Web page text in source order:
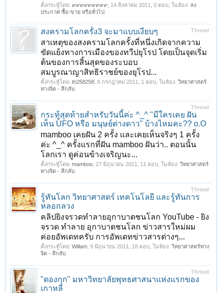
ตั้งกระทู้โดย: ๙๙๙๙๙๙๙๙๙ 14 สิงหาคม 2011 , 0 ตอบ, ในห้อง: ลง
ประกาศ ซื้อ-ขาย หรือทั่วไป
Thread
สงครามโลกครั้ง3 จะมาแบบเงียบๆ
สาเหตุของสงครามโลกครั้งที่หนึ่งเกิดจากความ
ขัดแย้งทางการเมืองของทวีปยุโรป โดยเป็นจุดเริ่ม
ต้นของการสิ้นสุดของระบอบ
สมบูรณาญาสิทธิราชย์ของยุโรป...
ตั้งกระทู้โดย: th258258 8 กรกฎาคม 2011 , 1 ตอบ, ในห้อง: วิทยาศาสตร์
ทางจิต - ลึกลับ
Thread
กระทู้สุดท้ายสำหรับวันนี้ค่ะ ^_^ "มีใครเคย ฝัน
เห็น UFO หรือ มนุษย์ต่างดาว" บ้างไหมคะ?? o.O
mamboo เคยฝัน 2 ครั้ง และเคยเห็นจริงๆ 1 ครั้ง
ค่ะ ^_^ ครั้งแรกที่ฝัน mamboo ฝันว่า.. ตอนนั้น
โลกเรา ดูค่อนข้างเจริญนะ...
ตั้งกระทู้โดย: mamboo 27 มิถุนายน 2011 , 11 ตอบ, ในห้อง: วิทยาศาสตร์
ทางจิต - ลึกลับ
Thread
รู้ทันโลก วิทยาศาสตร์ เทคโนโลยี และรู้ทันการ
หลอกลวง
คลิปยิงจรวดทำลายอุกาบาตชนโลก YouTube - ‪ยิง
ค่อยอัพเดทครับ การอัพเดทข่าวสารต่างๆ...
ตั้งกระทู้โดย: Willam 9 มิถุนายน 2011 , 18 ตอบ, ในห้อง: วิทยาศาสตร์ทาง
จิต - ลึกลับ
Thread
"ดองกุก" มหาวิทยาลัยพุทธศาสนาแห่งแรกของ
เกาหลี